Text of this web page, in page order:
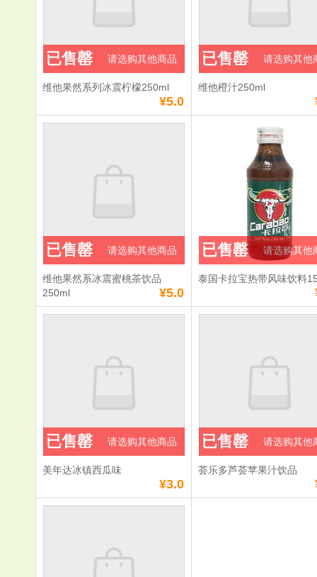
维他果然系列冰震柠檬250ml
¥5.0
已售罄 请选购其他商品
维他橙汁250ml
已售罄 请选购其他
维他果然系冰震蜜桃茶饮品
250ml
¥5.0
已售罄 请选购其他商品
泰国卡拉宝热带风味饮料
已售罄 请选购其他
美年达冰镇西瓜味
¥3.0
已售罄 请选购其他商品
荟乐多芦荟苹果汁饮品
已售罄 请选购其他